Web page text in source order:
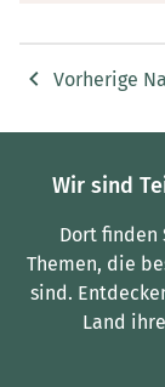
Vorherige
Wir sind
Dort finden
Themen, die
sind.
Land